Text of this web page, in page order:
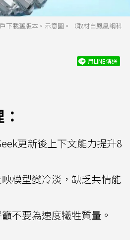
下載舊版本。示意圖。（取材自鳳凰網科
用LINE傳送
更新後上下文能力提升8
模型變冷淡，缺乏共情能
不要為速度犧牲質量。